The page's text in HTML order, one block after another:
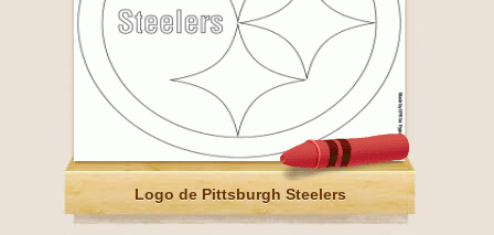
Logo de Pittsburgh Steelers